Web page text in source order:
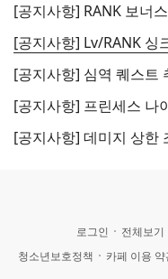
[공지사항] RANK 보너
[공지사항] Lv/RANK 싱
[공지사항] 심역 퀘스트
[공지사항] 프린세스 나
[공지사항] 데미지 상한
로그인 전체보기
청소년보호정책
카페 이용 약